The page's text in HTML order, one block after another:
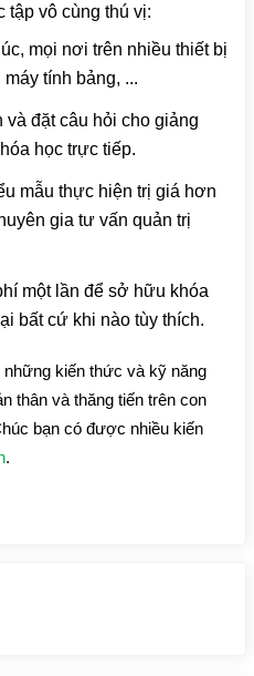
tập vô cùng thú vị:
mọi nơi trên nhiều thiết bị
tính bảng, ...
đặt câu hỏi cho giảng
học trực tiếp.
mẫu thực hiện trị giá hơn
gia tư vấn quản trị
một lần để sở hữu khóa
bất cứ khi nào tùy thích.
những kiến thức và kỹ năng
thân và thăng tiến trên con
bạn có được nhiều kiến
.